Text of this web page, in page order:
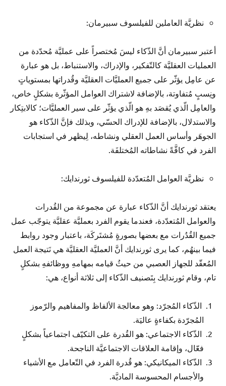
نظريَّة العاملين للفيلسوف سبيرمان:
أعتبر سبيرمان أنَّ الذّكاء ليسَ مُختصراً على عمليَّة مُحدّدة من
العمليات العقليَّة كالتّفكير، والإدراك، والاستنباط، بل هو عبارة
عن عامِل يؤثّر على جميع العمليَّات العقليَّة وقُدراتها بمستوياتٍ
ونِسبٍ مُتفاوتة، بالإضافة لاشتراك العوامل المؤثّرة بشكلٍ خاص،
والعامِل الّذي يُقصَد بهِ هو الّذي يؤثّر على سير العمليَّات؛ كالابتِكار
والاستدلال، بالإضافة للإدراك الحسّي، وبذلك فإنَّ الذّكاء هو
الجوهَر وأساس العمل العقلي ونشاطه، لِيظهر في استجابات
الفرد في كافَّةً نشاطاته المُختلفَة.
نظريَّة العوامل المُتعدّدة للفيلسوف ثورندايك:
يعتقد ثورندايك أنَّ الذّكاء عبارة عن مجموعة من القُدرات
والعوامل المُتعدّدة، فعندما يقوم الفرد بعمليَّة عقليَّة يتوجّب عمل
جميع القُدُرات مع بعضها بصورةٍ مُشتَركَة، باعتبار وجود روابط
فيما بينهُم، كما يرى ثورندايك أنَّ العمليَّة العقليَّة هي نَتيجة العمل
المُعقّد للجهاز العصبي من حيثُ قيامه بمهامهِ ووظائفهِ بشكلٍ
تام، وقام ثورندايك بِتَصنيف الذّكاء إلى ثلاثة أنواع، هي:
الذّكاء المُجرّد: وهو معالجة الألفاظ والمفاهيم والرّموز
المُجرّدة بكفاءةٍ عاليَة.
الذّكاء الاجتماعي: هو القُدرة على التكيّف اجتماعياً بشكلٍ
فعّال، وإقامة العلاقات الاجتماعيَّة الناجحة.
الذّكاء الميكانيكي: هو قُدرة الفرد في التّعامل مع الأشياء
والأجسام المحسوسة الماديَّة.